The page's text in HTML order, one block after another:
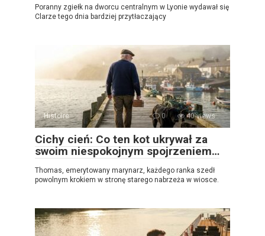
Poranny zgiełk na dworcu centralnym w Lyonie wydawał się
Clarze tego dnia bardziej przytłaczający
Histoire 0 40 views
Cichy cień: Co ten kot ukrywał za
swoim niespokojnym spojrzeniem…
Thomas, emerytowany marynarz, każdego ranka szedł
powolnym krokiem w stronę starego nabrzeża w wiosce.